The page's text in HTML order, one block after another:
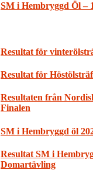
SM i Hembryggd Öl –
Resultat för
Resultat för
Resultaten från
Finalen
SM i Hembryggd öl
Resultat SM i
Domartävling